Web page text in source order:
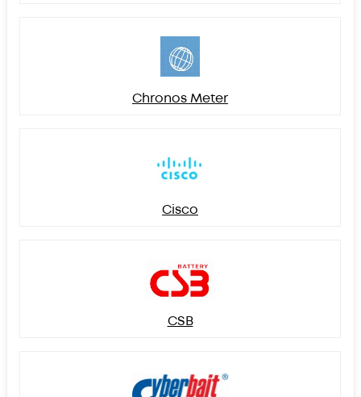
Chronos Meter
Cisco
CSB